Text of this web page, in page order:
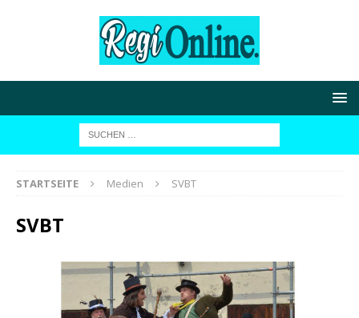
STARTSEITE Medien SVBT
SVBT